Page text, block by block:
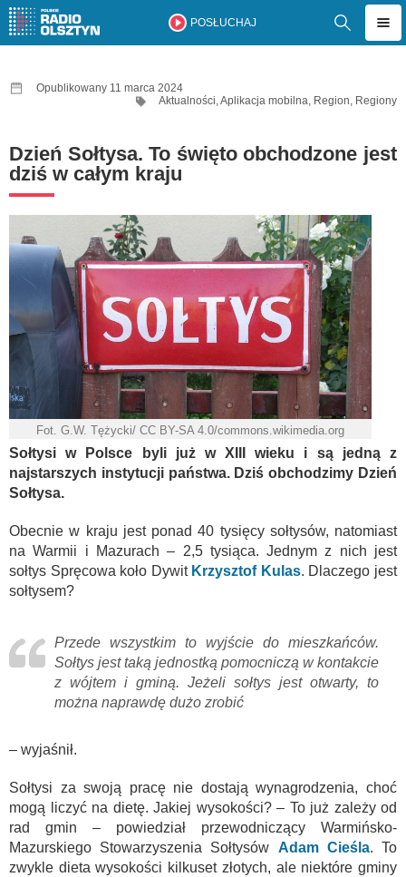
POSŁUCHAJ
Opublikowany 11 marca 2024
Aktualności,Aplikacja mobilna, Region, Regiony
Dzień Sołtysa. To święto obchodzone jest
dziś w całym kraju
Fot. G.W. Tężycki/ CC BY-SA 4.0/commons.wikimedia.org
Sołtysi w Polsce byli już w XIII wieku i są jedną z
najstarszych instytucji państwa. Dziś obchodzimy Dzień
Sołtysa.
Obecnie w kraju jest ponad 40 tysięcy sołtysów, natomiast
na Warmii i Mazurach – 2,5 tysiąca. Jednym z nich jest
sołtys Spręcowa koło Dywit Krzysztof Kulas. Dlaczego jest
sołtysem?
Przede wszystkim to wyjście do mieszkańców.
Sołtys jest taką jednostką pomocniczą w kontakcie
z wójtem i gminą. Jeżeli sołtys jest otwarty, to
można naprawdę dużo zrobić
– wyjaśnił.
Sołtysi za swoją pracę nie dostają wynagrodzenia, choć
mogą liczyć na dietę. Jakiej wysokości? – To już zależy od
rad gmin – powiedział przewodniczący Warmińsko-
Mazurskiego Stowarzyszenia Sołtysów Adam Cieśl a. To
zwykle dieta wysokości kilkuset złotych, ale niektóre gminy